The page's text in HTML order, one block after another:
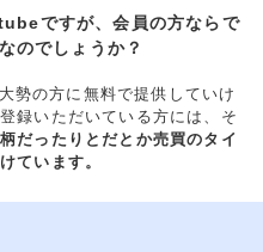
ですが、会員の方ならで
のでしょうか？
勢の方に無料で提供していけ
録いただいている方には、そ
だったりとだとか売買のタイ
ています。